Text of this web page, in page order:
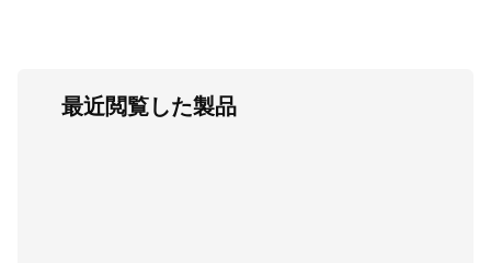
最近閲覧した製品